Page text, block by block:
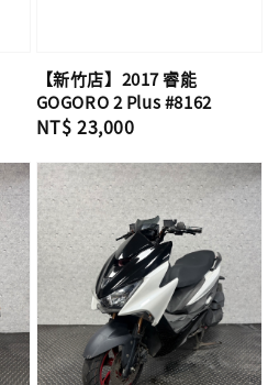
【新竹店】2017 睿能
GOGORO 2 Plus #8162
Regular
NT$ 23,000